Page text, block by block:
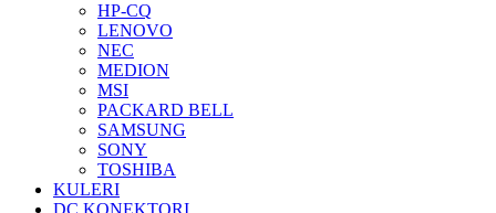
HP-CQ
LENOVO
NEC
MEDION
MSI
PACKARD BELL
SAMSUNG
SONY
TOSHIBA
KULERI
DC KONEKTORI